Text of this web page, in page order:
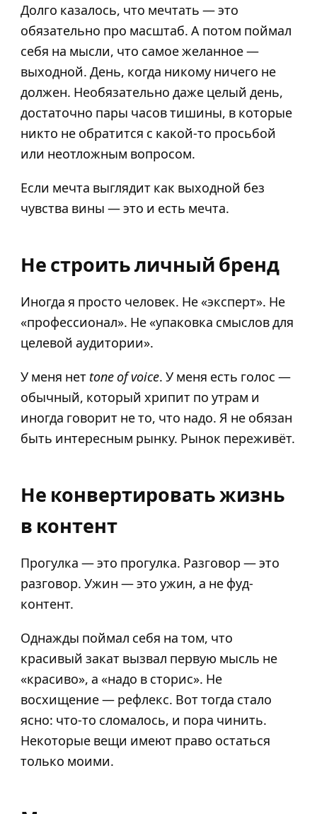
Долго казалось, что мечтать — это
обязательно про масштаб. А потом поймал
себя на мысли, что самое желанное —
выходной. День, когда никому ничего не
должен. Необязательно даже целый день,
достаточно пары часов тишины, в которые
никто не обратится с какой-то просьбой
или неотложным вопросом.
Если мечта выглядит как выходной без
чувства вины — это и есть мечта.
Не строить личный бренд
Иногда я просто человек. Не «эксперт». Не
«профессионал». Не «упаковка смыслов для
целевой аудитории».
У меня нет tone of voice. У меня есть голос —
обычный, который хрипит по утрам и
иногда говорит не то, что надо. Я не обязан
быть интересным рынку. Рынок переживёт.
Не конвертировать жизнь
в контент
Прогулка — это прогулка. Разговор — это
разговор. Ужин — это ужин, а не фуд-
контент.
Однажды поймал себя на том, что
красивый закат вызвал первую мысль не
«красиво», а «надо в сторис». Не
восхищение — рефлекс. Вот тогда стало
ясно: что-то сломалось, и пора чинить.
Некоторые вещи имеют право остаться
только моими.